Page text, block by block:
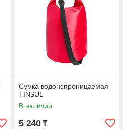
Сумка водонепроницаемая
TINSUL
В наличии
5 240 ₸